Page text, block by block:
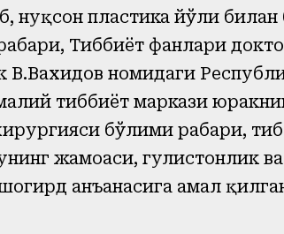
нуқсон пластика йўли
Тиббиёт фанлари
В.Вахидов номидаги
тиббиёт маркази
бўлими раҳбари,
жамоаси, гулистонлик
шогирд анъанасига амал